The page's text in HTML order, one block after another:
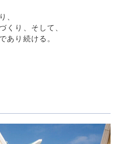
、
くり、そして、
あり続ける。